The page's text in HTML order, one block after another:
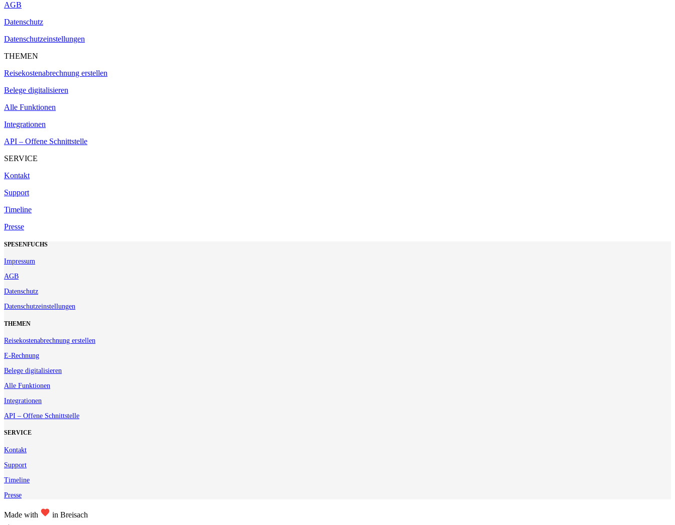
AGB
Datenschutz
Datenschutzeinstellungen
THEMEN
Reisekostenabrechnung erstellen
Belege digitalisieren
Alle Funktionen
Integrationen
API – Offene Schnittstelle
SERVICE
Kontakt
Support
Timeline
Presse
SPESENFUCHS
Impressum
AGB
Datenschutz
Datenschutzeinstellungen
THEMEN
Reisekostenabrechnung erstellen
E-Rechnung
Belege digitalisieren
Alle Funktionen
Integrationen
API – Offene Schnittstelle
SERVICE
Kontakt
Support
Timeline
Presse
Made with in Breisach